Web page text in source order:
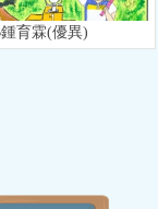
育霖(優異)